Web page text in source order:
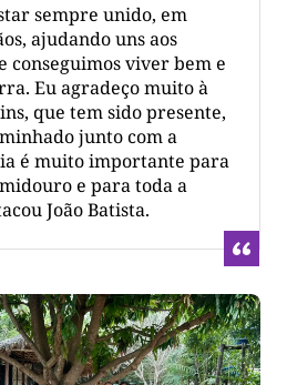
sempre unido, em
ajudando uns aos
conseguimos viver bem e
Eu agradeço muito à
que tem sido presente,
junto com a
é muito importante para
e para toda a
João Batista.